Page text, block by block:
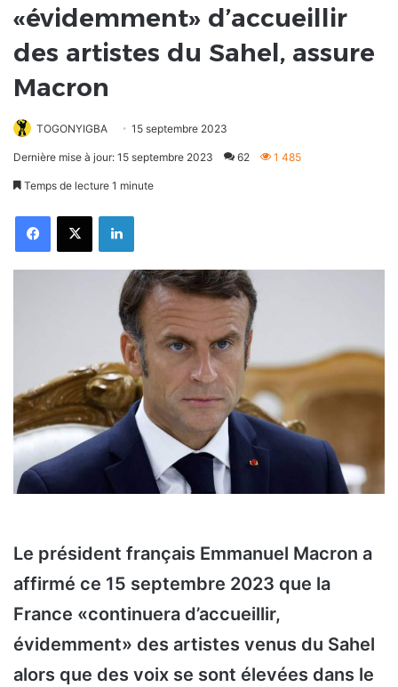
«évidemment» d’accueillir
des artistes du Sahel, assure
Macron
TOGONYIGBA 15 septembre 2023
Dernière mise à jour: 15 septembre 2023 62 1 485
Temps de lecture 1 minute
FacebookX Linkedin
Le président français Emmanuel Macron a
affirmé ce 15 septembre 2023 que la
France «continuera d’accueillir,
évidemment» des artistes venus du Sahel
alors que des voix se sont élevées dans le